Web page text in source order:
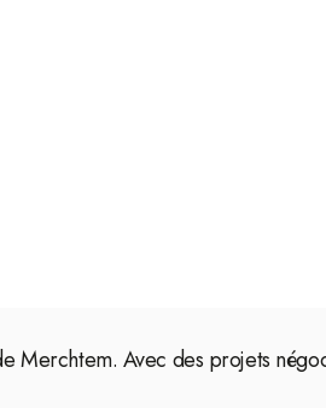
Avec des projets